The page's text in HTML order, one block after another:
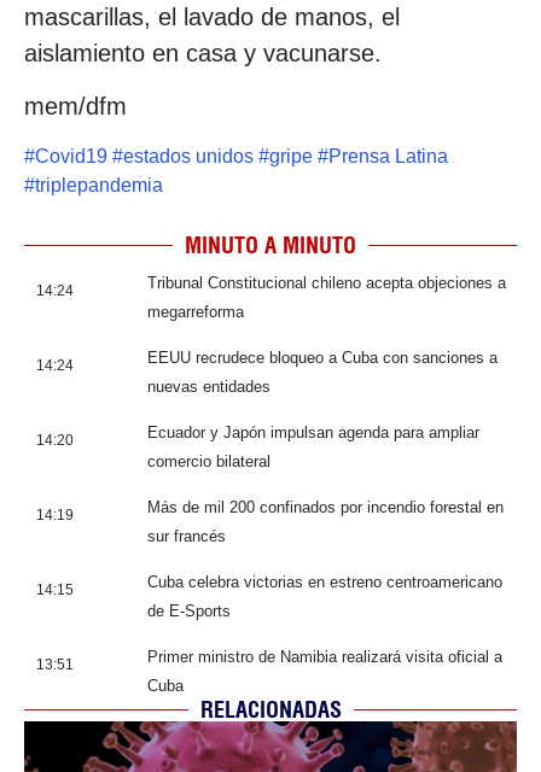
mascarillas, el lavado de manos, el
aislamiento en casa y vacunarse.
mem/dfm
#Covid19 #estados unidos #gripe #Prensa Latina
#triplepandemia
MINUTO A MINUTO
14:24
Tribunal Constitucional chileno acepta objeciones a
megarreforma
14:24
EEUU recrudece bloqueo a Cuba con sanciones a
nuevas entidades
14:20
Ecuador y Japón impulsan agenda para ampliar
comercio bilateral
14:19
Más de mil 200 confinados por incendio forestal en
sur francés
14:15
Cuba celebra victorias en estreno centroamericano
de E-Sports
13:51
Primer ministro de Namibia realizará visita oficial a
Cuba
RELACIONADAS